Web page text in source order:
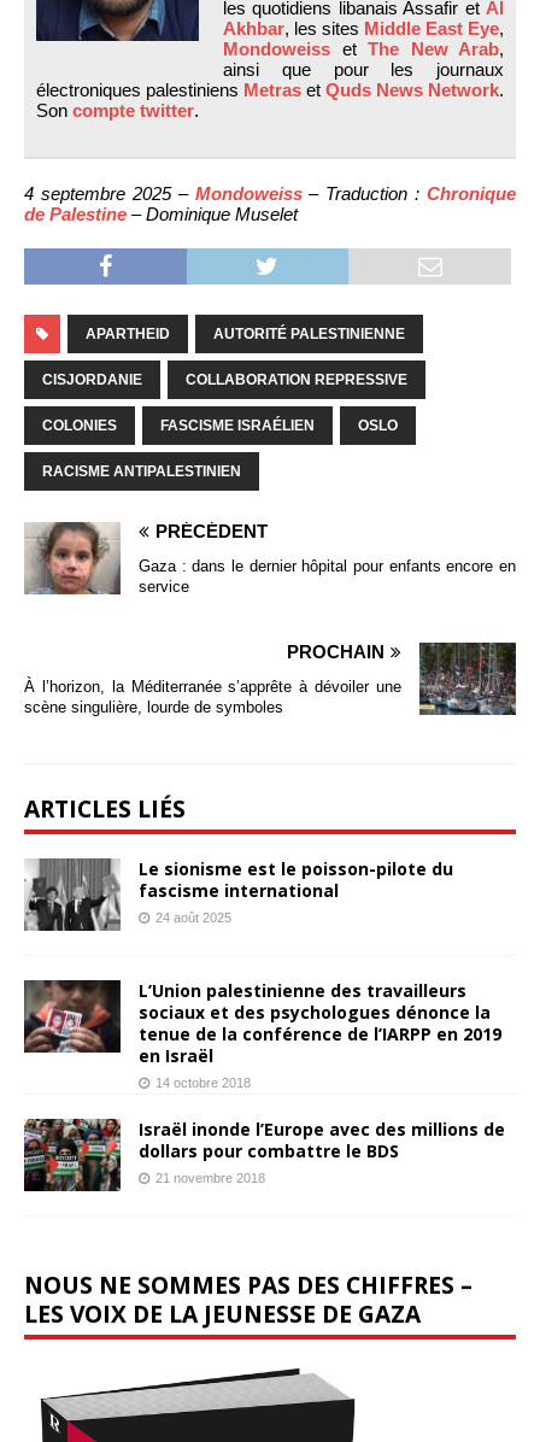
les quotidiens libanais Assafir et Al
Akhbar, les sites Middle East Eye,
Mondoweiss et The New Arab,
ainsi que pour les journaux
électroniques palestiniens Metras et Quds News Network.
Son compte twitter.
4 septembre 2025 – Mondoweiss– Traduction : Chronique
de Palestine – Dominique Muselet
APARTHEID AUTORITÉ PALESTINIENNE
CISJORDANIE COLLABORATION REPRESSIVE
COLONIES FASCISME ISRAÉLIEN OSLO
RACISME ANTIPALESTINIEN
PRÉCÉDENT
Gaza : dans le dernier hôpital pour enfants encore en
service
PROCHAIN
À l’horizon, la Méditerranée s’apprête à dévoiler une
scène singulière, lourde de symboles
ARTICLES LIÉS
Le sionisme est le poisson-pilote du
fascisme international
24 août 2025
L’Union palestinienne des travailleurs
sociaux et des psychologues dénonce la
tenue de la conférence de l’IARPP en 2019
en Israël
14 octobre 2018
Israël inonde l’Europe avec des millions de
dollars pour combattre le BDS
21 novembre 2018
NOUS NE SOMMES PAS DES CHIFFRES –
LES VOIX DE LA JEUNESSE DE GAZA